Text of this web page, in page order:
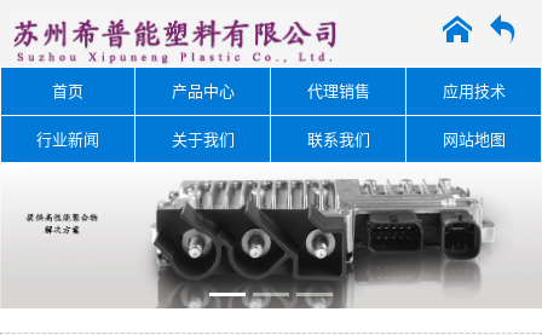
A O
首页 产品中心 代理销售 应用技术
行业新闻 关于我们 联系我们 网站地图